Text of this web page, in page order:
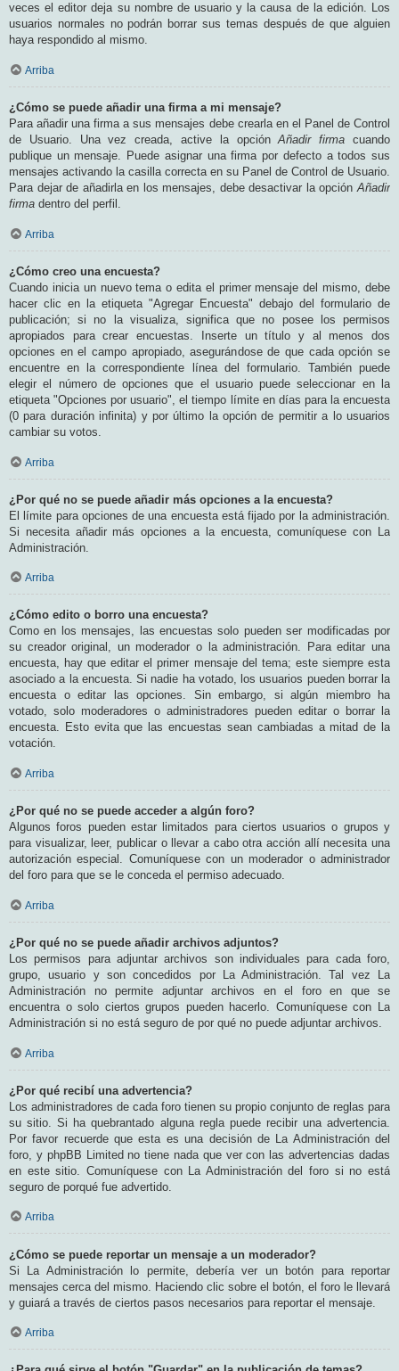
veces el editor deja su nombre de usuario y la causa de la edición. Los
usuarios normales no podrán borrar sus temas después de que alguien
haya respondido al mismo.
Arriba
¿Cómo se puede añadir una firma a mi mensaje?
Para añadir una firma a sus mensajes debe crearla en el Panel de Control
de Usuario. Una vez creada, active la opciónAñadir firma cuando
publique un mensaje. Puede asignar una firma por defecto a todos sus
mensajes activando la casilla correcta en su Panel de Control de Usuario.
Para dejar de añadirla en los mensajes, debe desactivar la opciónAñadir
firma dentro del perfil.
Arriba
¿Cómo creo una encuesta?
Cuando inicia un nuevo tema o edita el primer mensaje del mismo, debe
hacer clic en la etiqueta "Agregar Encuesta" debajo del formulario de
publicación; si no la visualiza, significa que no posee los permisos
apropiados para crear encuestas. Inserte un título y al menos dos
opciones en el campo apropiado, asegurándose de que cada opción se
encuentre en la correspondiente línea del formulario. También puede
elegir el número de opciones que el usuario puede seleccionar en la
etiqueta "Opciones por usuario", el tiempo límite en días para la encuesta
(0 para duración infinita) y por último la opción de permitir a lo usuarios
cambiar su votos.
Arriba
¿Por qué no se puede añadir más opciones a la encuesta?
El límite para opciones de una encuesta está fijado por la administración.
Si necesita añadir más opciones a la encuesta, comuníquese con La
Administración.
Arriba
¿Cómo edito o borro una encuesta?
Como en los mensajes, las encuestas solo pueden ser modificadas por
su creador original, un moderador o la administración. Para editar una
encuesta, hay que editar el primer mensaje del tema; este siempre esta
asociado a la encuesta. Si nadie ha votado, los usuarios pueden borrar la
encuesta o editar las opciones. Sin embargo, si algún miembro ha
votado, solo moderadores o administradores pueden editar o borrar la
encuesta. Esto evita que las encuestas sean cambiadas a mitad de la
votación.
Arriba
¿Por qué no se puede acceder a algún foro?
Algunos foros pueden estar limitados para ciertos usuarios o grupos y
para visualizar, leer, publicar o llevar a cabo otra acción allí necesita una
autorización especial. Comuníquese con un moderador o administrador
del foro para que se le conceda el permiso adecuado.
Arriba
¿Por qué no se puede añadir archivos adjuntos?
Los permisos para adjuntar archivos son individuales para cada foro,
grupo, usuario y son concedidos por La Administración. Tal vez La
Administración no permite adjuntar archivos en el foro en que se
encuentra o solo ciertos grupos pueden hacerlo. Comuníquese con La
Administración si no está seguro de por qué no puede adjuntar archivos.
Arriba
¿Por qué recibí una advertencia?
Los administradores de cada foro tienen su propio conjunto de reglas para
su sitio. Si ha quebrantado alguna regla puede recibir una advertencia.
Por favor recuerde que esta es una decisión de La Administración del
foro, y phpBB Limited no tiene nada que ver con las advertencias dadas
en este sitio. Comuníquese con La Administración del foro si no está
seguro de porqué fue advertido.
Arriba
¿Cómo se puede reportar un mensaje a un moderador?
Si La Administración lo permite, debería ver un botón para reportar
mensajes cerca del mismo. Haciendo clic sobre el botón, el foro le llevará
y guiará a través de ciertos pasos necesarios para reportar el mensaje.
Arriba